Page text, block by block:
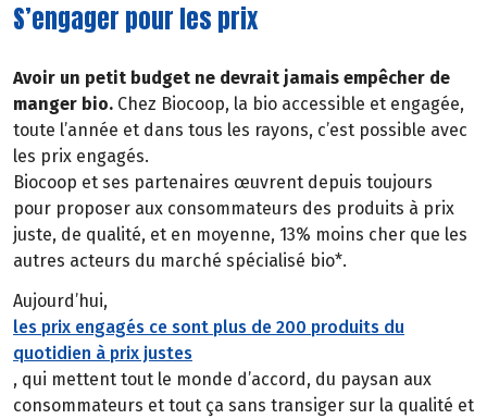
S’engager pour les prix
Avoir un petit budget ne devrait jamais empêcher de
manger bio. Chez Biocoop, la bio accessible et engagée,
toute l’année et dans tous les rayons, c’est possible avec
les prix engagés.
Biocoop et ses partenaires œuvrent depuis toujours
pour proposer aux consommateurs des produits à prix
juste, de qualité, et en moyenne, 13% moins cher que les
autres acteurs du marché spécialisé bio*.
Aujourd’hui,
les prix engagés ce sont plus de 200 produits du
quotidien à prix justes
, qui mettent tout le monde d’accord, du paysan aux
consommateurs et tout ça sans transiger sur la qualité et